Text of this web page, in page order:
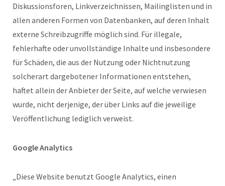
Diskussionsforen, Linkverzeichnissen, Mailinglisten und in
allen anderen Formen von Datenbanken, auf deren Inhalt
externe Schreibzugriffe möglich sind. Für illegale,
fehlerhafte oder unvollständige Inhalte und insbesondere
für Schäden, die aus der Nutzung oder Nichtnutzung
solcherart dargebotener Informationen entstehen,
haftet allein der Anbieter der Seite, auf welche verwiesen
wurde, nicht derjenige, der über Links auf die jeweilige
Veröffentlichung lediglich verweist.
Google Analytics
„Diese Website benutzt Google Analytics, einen